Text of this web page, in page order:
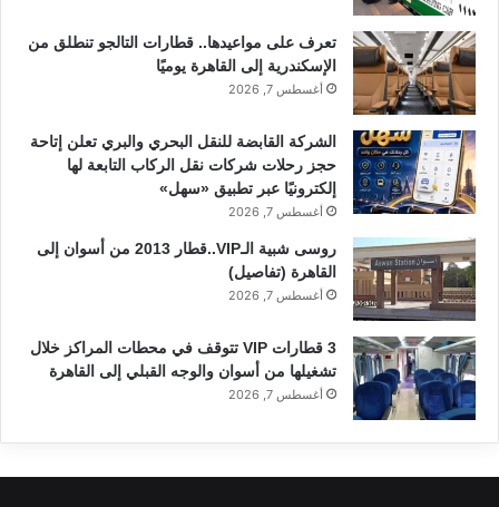
تعرف على مواعيدها.. قطارات التالجو تنطلق من
الإسكندرية إلى القاهرة يوميًا
أغسطس 7, 2026
الشركة القابضة للنقل البحري والبري تعلن إتاحة
حجز رحلات شركات نقل الركاب التابعة لها
إلكترونيًا عبر تطبيق «سهل»
أغسطس 7, 2026
روسى شبية الـVIP..قطار 2013 من أسوان إلى
القاهرة (تفاصيل)
أغسطس 7, 2026
3 قطارات VIP تتوقف في محطات المراكز خلال
تشغيلها من أسوان والوجه القبلي إلى القاهرة
أغسطس 7, 2026